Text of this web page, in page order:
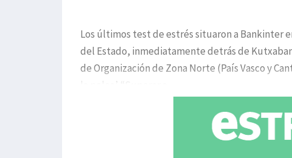
Los últimos test de estrés situaron a Bankinter
del Estado, inmediatamente detrás de
de Organización de Zona Norte (País Vasco y
la pelea’. “Superar a